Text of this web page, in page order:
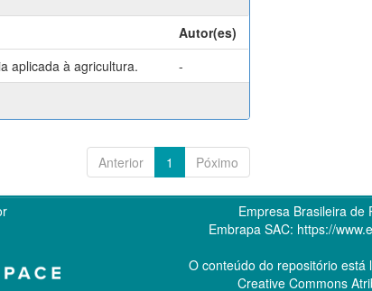
Autor(es)
aplicada à agricultura.
-
Anterior 1 Póximo
Empresa Brasileira de
Embrapa SAC: https://
O conteúdo do repositório está
Creative Commons